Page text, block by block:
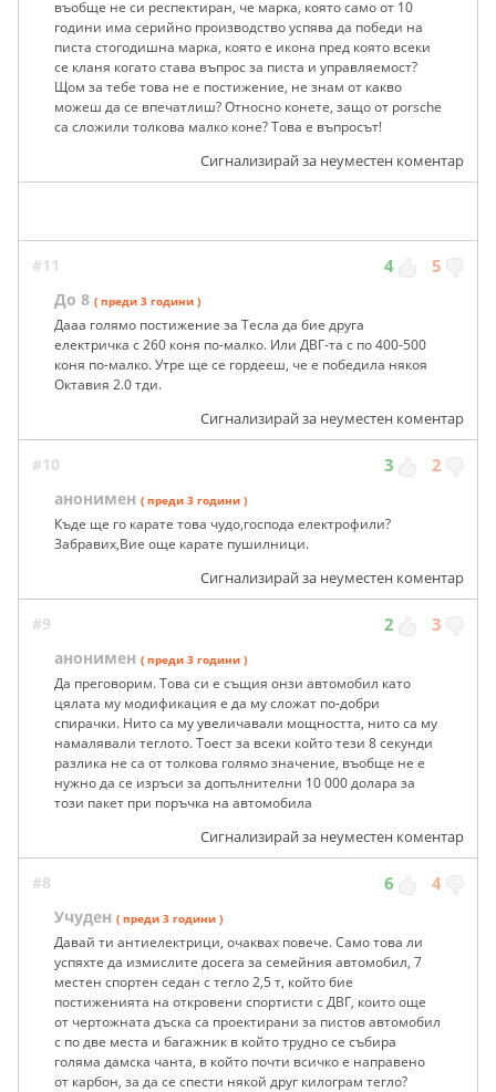
въобще не си респектиран, че марка, която само от 10
години има серийно производство успява да победи на
писта стогодишна марка, която е икона пред която всеки
се кланя когато става въпрос за писта и управляемост?
Щом за тебе това не е постижение, не знам от какво
можеш да се впечатлиш? Относно конете, защо от porsche
са сложили толкова малко коне? Това е въпросът!
Сигнализирай за неуместен коментар
#11 4 5
До 8 ( преди 3 години )
Дааа голямо постижение за Тесла да бие друга
електричка с 260 коня по-малко. Или ДВГ-та с по 400-500
коня по-малко. Утре ще се гордееш, че е победила някоя
Октавия 2.0 тди.
Сигнализирай за неуместен коментар
#10 3 2
анонимен ( преди 3 години )
Къде ще го карате това чудо,господа електрофили?
Забравих,Вие още карате пушилници.
Сигнализирай за неуместен коментар
#9 2 3
анонимен ( преди 3 години )
Да преговорим. Това си е същия онзи автомобил като
цялата му модификация е да му сложат по-добри
спирачки. Нито са му увеличавали мощността, нито са му
намалявали теглото. Тоест за всеки който тези 8 секунди
разлика не са от толкова голямо значение, въобще не е
нужно да се изръси за допълнителни 10 000 долара за
този пакет при поръчка на автомобила
Сигнализирай за неуместен коментар
#8 6 4
Учуден ( преди 3 години )
Давай ти антиелектрици, очаквах повече. Само това ли
успяхте да измислите досега за семейния автомобил, 7
местен спортен седан с тегло 2,5 т, който бие
постиженията на откровени спортисти с ДВГ, които още
от чертожната дъска са проектирани за пистов автомобил
с по две места и багажник в който трудно се събира
голяма дамска чанта, в който почти всичко е направено
от карбон, за да се спести някой друг килограм тегло?